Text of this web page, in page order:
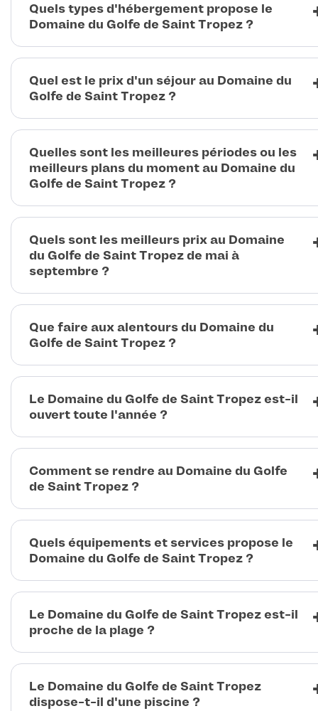
Quels types d'hébergement propose le
Domaine du Golfe de Saint Tropez ?
Quel est le prix d'un séjour au Domaine du
Golfe de Saint Tropez ?
Quelles sont les meilleures périodes ou les
meilleurs plans du moment au Domaine du
Golfe de Saint Tropez ?
Quels sont les meilleurs prix au Domaine
du Golfe de Saint Tropez de mai à
septembre ?
Que faire aux alentours du Domaine du
Golfe de Saint Tropez ?
Le Domaine du Golfe de Saint Tropez est-il
ouvert toute l'année ?
Comment se rendre au Domaine du Golfe
de Saint Tropez ?
Quels équipements et services propose le
Domaine du Golfe de Saint Tropez ?
Le Domaine du Golfe de Saint Tropez est-il
proche de la plage ?
Le Domaine du Golfe de Saint Tropez
dispose-t-il d'une piscine ?